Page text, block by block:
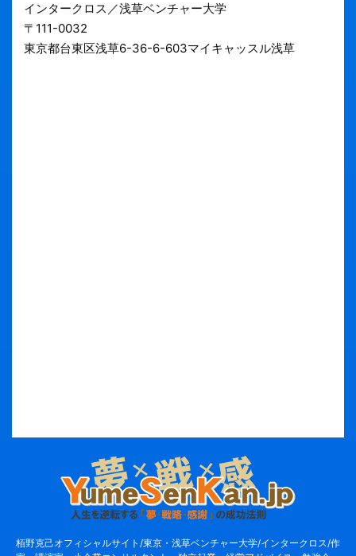
インタークロス／浅草ベンチャー大学
〒111-0032
東京都台東区浅草6-36-6-603マイキャッスル浅草
栢野克己オフィシャルサイト/東京・浅草ベンチャー大学/インタークロス/作